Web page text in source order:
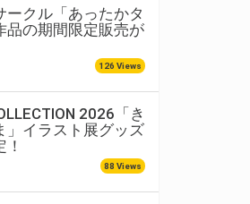
ークル「あったかタ
品の期間限定販売が
126 Views
2026「き
」イラスト展グッズ
88 Views